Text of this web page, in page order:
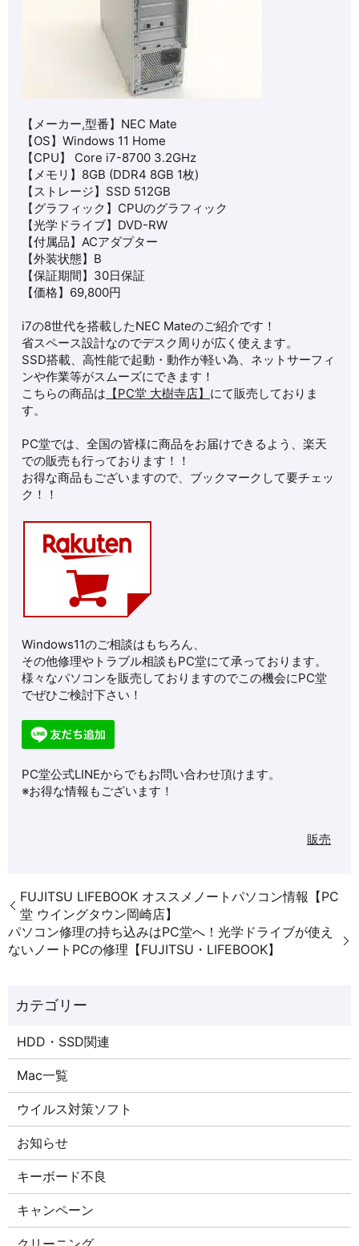
【メーカー,型番】NEC Mate
【OS】Windows 11 Home
【CPU】 Core i7-8700 3.2GHz
【メモリ】8GB (DDR4 8GB 1枚)
【ストレージ】SSD 512GB
【グラフィック】CPUのグラフィック
【光学ドライブ】DVD-RW
【付属品】ACアダプター
【外装状態】B
【保証期間】30日保証
【価格】69,800円
i7の8世代を搭載したNEC Mateのご紹介です！
省スペース設計なのでデスク周りが広く使えます。
SSD搭載、高性能で起動・動作が軽い為、ネットサーフィ
ンや作業等がスムーズにできます！
こちらの商品は 【PC堂 大樹寺店】 にて販売しておりま
す。
PC堂では、全国の皆様に商品をお届けできるよう、楽天
での販売も行っております！！
お得な商品もございますので、ブックマークして要チェッ
ク！！
Windows11のご相談はもちろん、
その他修理やトラブル相談もPC堂にて承っております。
様々なパソコンを販売しておりますのでこの機会にPC堂
でぜひご検討下さい！
PC堂公式LINEからでもお問い合わせ頂けます。
※お得な情報もございます！
販売
FUJITSU LIFEBOOK オススメノートパソコン情報【PC
堂 ウイングタウン岡崎店】
パソコン修理の持ち込みはPC堂へ！光学ドライブが使え
ないノートPCの修理【FUJITSU・LIFEBOOK】
HDD・SSD関連
Mac一覧
ウイルス対策ソフト
お知らせ
キーボード不良
キャンペーン